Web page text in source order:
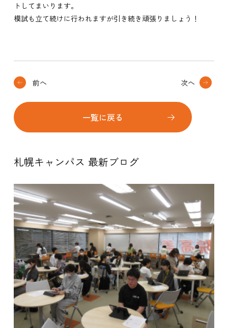
トしてまいります。
模試も立て続けに行われますが引き続き頑張りましょう！
前へ
一覧に戻る
次へ
札幌キャンパス 最新ブログ